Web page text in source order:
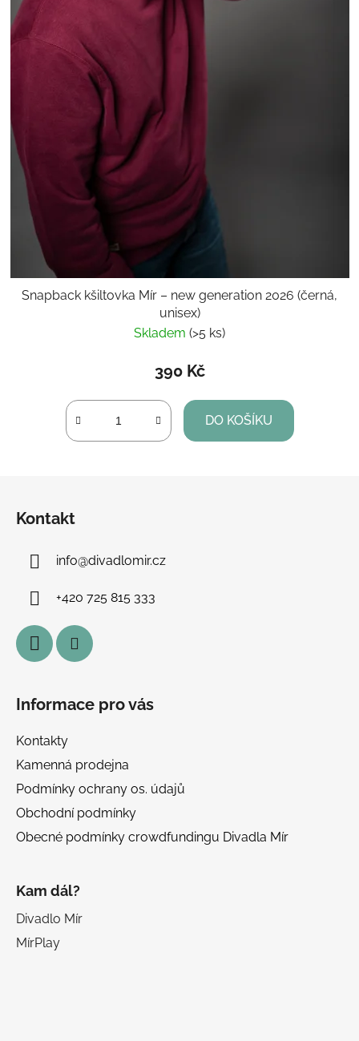
Snapback kšiltovka Mír – new generation 2026 (černá,
unisex)
Skladem (>5 ks)
390 Kč
DO KOŠÍKU
Kontakt
info@divadlomir.cz
+420 725 815 333
Informace pro vás
Kontakty
Kamenná prodejna
Podmínky ochrany os. údajů
Obchodní podmínky
Obecné podmínky crowdfundingu Divadla Mír
Kam dál?
Divadlo Mír
MírPlay